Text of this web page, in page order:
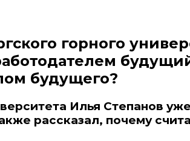
горного
будущего?
Илья Степанов
рассказал, почему